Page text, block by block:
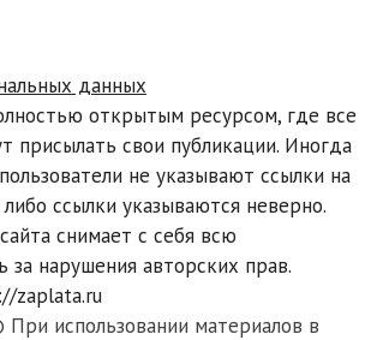
данных
открытым ресурсом, где все
присылать свои публикации. Иногда
не указывают ссылки на
ссылки указываются неверно.
снимает с себя всю
за нарушения авторских прав.
zaplata.ru
использовании материалов в